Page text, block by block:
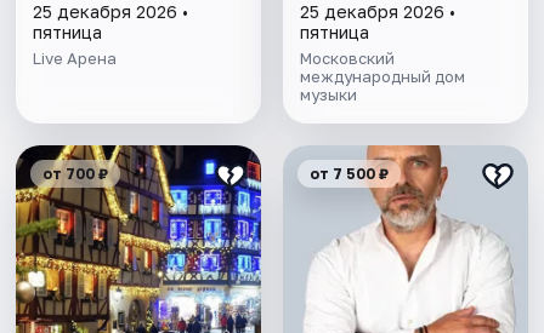
25 декабря 2026 •
пятница
Live Арена
25 декабря 2026 •
пятница
Московский
международный дом
музыки
от 700 ₽ от 7 500 ₽